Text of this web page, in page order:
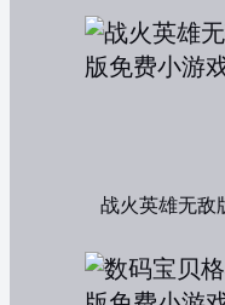
战火英雄无敌